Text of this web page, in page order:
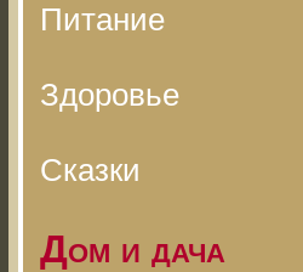
Питание
Здоровье
Сказки
Дом и дача